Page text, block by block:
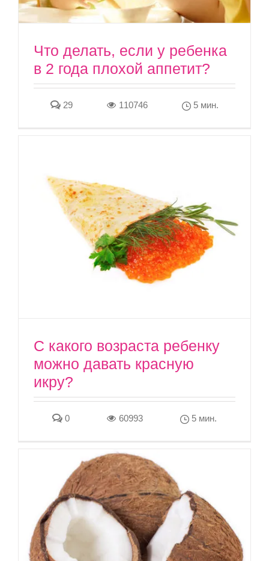
Что делать, если у ребенка
в 2 года плохой аппетит?
29 110746 5 мин.
С какого возраста ребенку
можно давать красную
икру?
0 60993 5 мин.